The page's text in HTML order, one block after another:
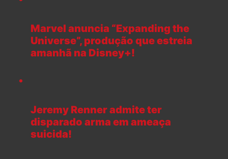
Marvel anuncia “Expanding the
Universe”, produção que estreia
amanhã na Disney+!
Jeremy Renner admite ter
disparado arma em ameaça
suicida!